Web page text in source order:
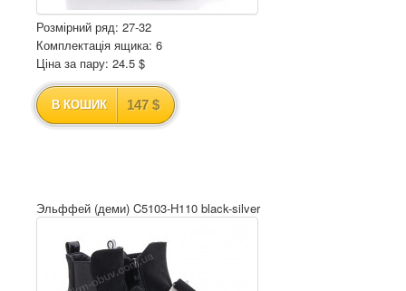
Розмірний ряд: 27-32
Комплектація ящика: 6
Ціна за пару: 24.5 $
В КОШИК 147 $
Эльффей (деми) C5103-H110 black-silver